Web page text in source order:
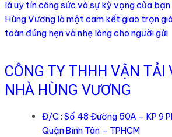
là uy tín công sức và sự kỳ vọng của
Hùng Vương là một cam kết giao trọn
toàn đúng hẹn và nhẹ lòng cho người gửi
CÔNG TY THHH VẬN TẢI
NHÀ HÙNG VƯƠNG
Đ/C : Số 48 Đường 50A – KP 9
Quận Bình Tân – TPHCM